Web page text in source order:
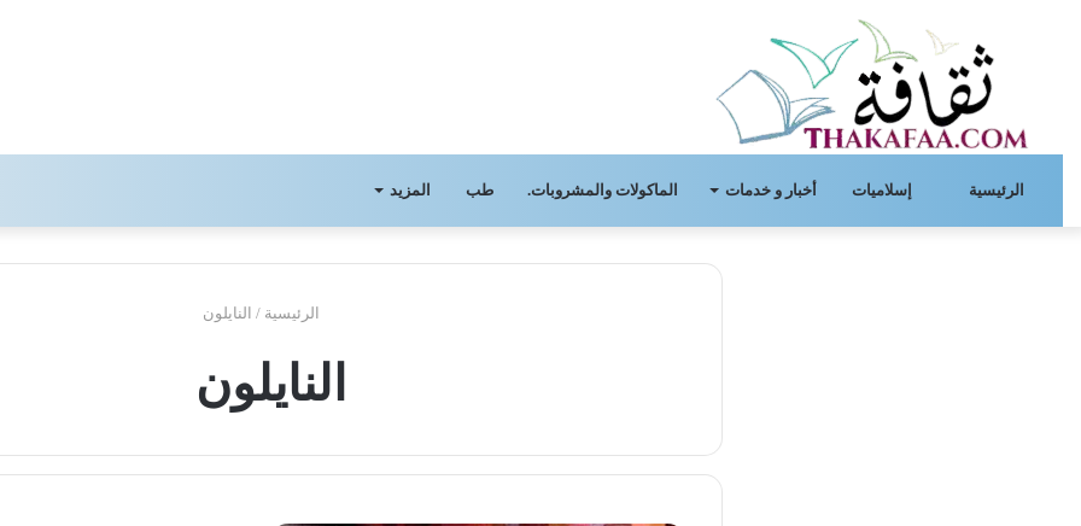
الرئيسية إسلاميات أخبار و خدمات الماكولات والمشروبات. طب المزيد
الرئيسية / النايلون
النايلون